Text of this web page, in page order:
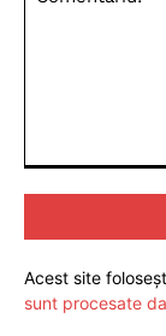
Acest site
sunt procesate